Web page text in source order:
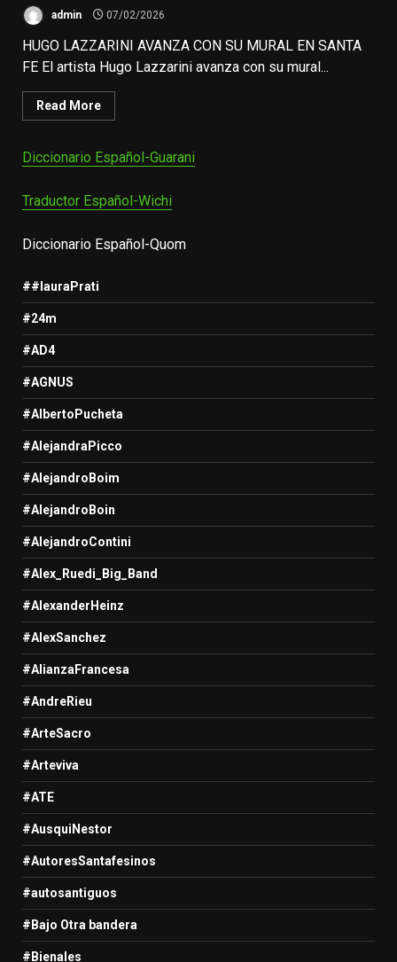
admin 07/02/2026
HUGO LAZZARINI AVANZA CON SU MURAL EN SANTA
FE El artista Hugo Lazzarini avanza con su mural...
Read More
Diccionario Español-Guarani
Traductor Español-Wichi
Diccionario Español-Quom
##lauraPrati
#24m
#AD4
#AGNUS
#AlbertoPucheta
#AlejandraPicco
#AlejandroBoim
#AlejandroBoin
#AlejandroContini
#Alex_Ruedi_Big_Band
#AlexanderHeinz
#AlexSanchez
#AlianzaFrancesa
#AndreRieu
#ArteSacro
#Arteviva
#ATE
#AusquiNestor
#AutoresSantafesinos
#autosantiguos
#Bajo Otra bandera
#Bienales